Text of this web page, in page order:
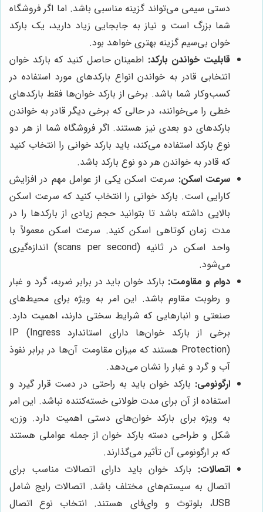
دستی سیمی می‌تواند گزینه مناسبی باشد. اما اگر فروشگاه
شما بزرگ است و نیاز به جابجایی زیاد دارید، یک بارکد
خوان بی‌سیم گزینه بهتری خواهد بود.
قابلیت خواندن بارکد: اطمینان حاصل کنید که بارکد خوان
انتخابی قادر به خواندن انواع بارکدهای مورد استفاده در
کسب‌وکار شما باشد. برخی از بارکد خوان‌ها فقط بارکدهای
خطی را می‌خوانند، در حالی که برخی دیگر قادر به خواندن
بارکدهای دو بعدی نیز هستند. اگر فروشگاه شما از هر دو
نوع بارکد استفاده می‌کند، باید بارکد خوانی را انتخاب کنید
که قادر به خواندن هر دو نوع بارکد باشد.
سرعت اسکن: سرعت اسکن یکی از عوامل مهم در افزایش
کارایی است. بارکد خوانی را انتخاب کنید که سرعت اسکن
بالایی داشته باشد تا بتوانید حجم زیادی از بارکدها را در
مدت زمان کوتاهی اسکن کنید. سرعت اسکن معمولاً با
واحد اسکن در ثانیه (scans per second) اندازه‌گیری
می‌شود.
دوام و مقاومت: بارکد خوان باید در برابر ضربه، گرد و غبار
و رطوبت مقاوم باشد. این امر به ویژه برای محیط‌های
صنعتی و انبارهایی که شرایط سختی دارند، اهمیت دارد.
برخی از بارکد خوان‌ها دارای استاندارد IP (Ingress
Protection) هستند که میزان مقاومت آن‌ها در برابر نفوذ
آب و گرد و غبار را نشان می‌دهد.
ارگونومی: بارکد خوان باید به راحتی در دست قرار گیرد و
استفاده از آن برای مدت طولانی خسته‌کننده نباشد. این امر
به ویژه برای بارکد خوان‌های دستی اهمیت دارد. وزن،
شکل و طراحی دسته بارکد خوان از جمله عواملی هستند
که بر ارگونومی آن تأثیر می‌گذارند.
اتصالات: بارکد خوان باید دارای اتصالات مناسب برای
اتصال به سیستم‌های مختلف باشد. اتصالات رایج شامل
USB، بلوتوث و وای‌فای هستند. انتخاب نوع اتصال